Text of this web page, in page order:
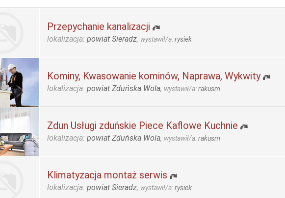
Przepychanie kanalizacji
lokalizacja: powiat Sieradz, wystawił/a:rysiek
Kominy, Kwasowanie kominów, Naprawa, Wykwity
lokalizacja: powiat Zduńska Wola, wystawił/a:rakusm
Zdun Usługi zduńskie Piece Kaflowe Kuchnie
lokalizacja: powiat Zduńska Wola, wystawił/a:rakusm
Klimatyzacja montaż serwis
lokalizacja: powiat Sieradz, wystawił/a:rysiek